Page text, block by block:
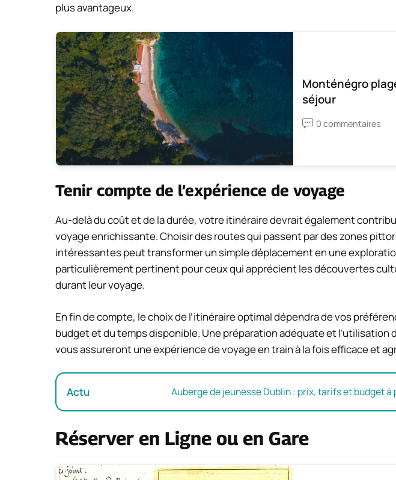
plus avantageux.
Monténégro
séjour
0 commentaires
Tenir compte de l’expérience de voyage
Au-delà du coût et de la durée, votre itinéraire devrait également
voyage enrichissante. Choisir des routes qui passent par des zones
intéressantes peut transformer un simple déplacement en une
particulièrement pertinent pour ceux qui apprécient les découvertes
durant leur voyage.
En fin de compte, le choix de l’itinéraire optimal dépendra de vos
budget et du temps disponible. Une préparation adéquate et l’utilisation
vous assureront une expérience de voyage en train à la fois efficace et
Actu Auberge de jeunesse Dublin : prix, tarifs et budget à
Réserver en Ligne ou en Gare